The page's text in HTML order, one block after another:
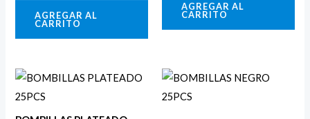
AGREGAR AL
CARRITO
AGREGAR AL
CARRITO